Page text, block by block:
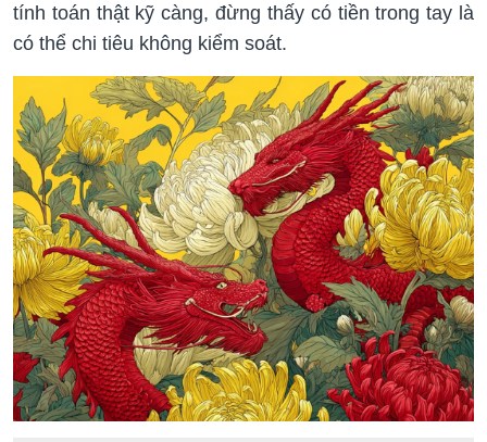
tính toán thật kỹ càng, đừng thấy có tiền trong tay là
có thể chi tiêu không kiểm soát.